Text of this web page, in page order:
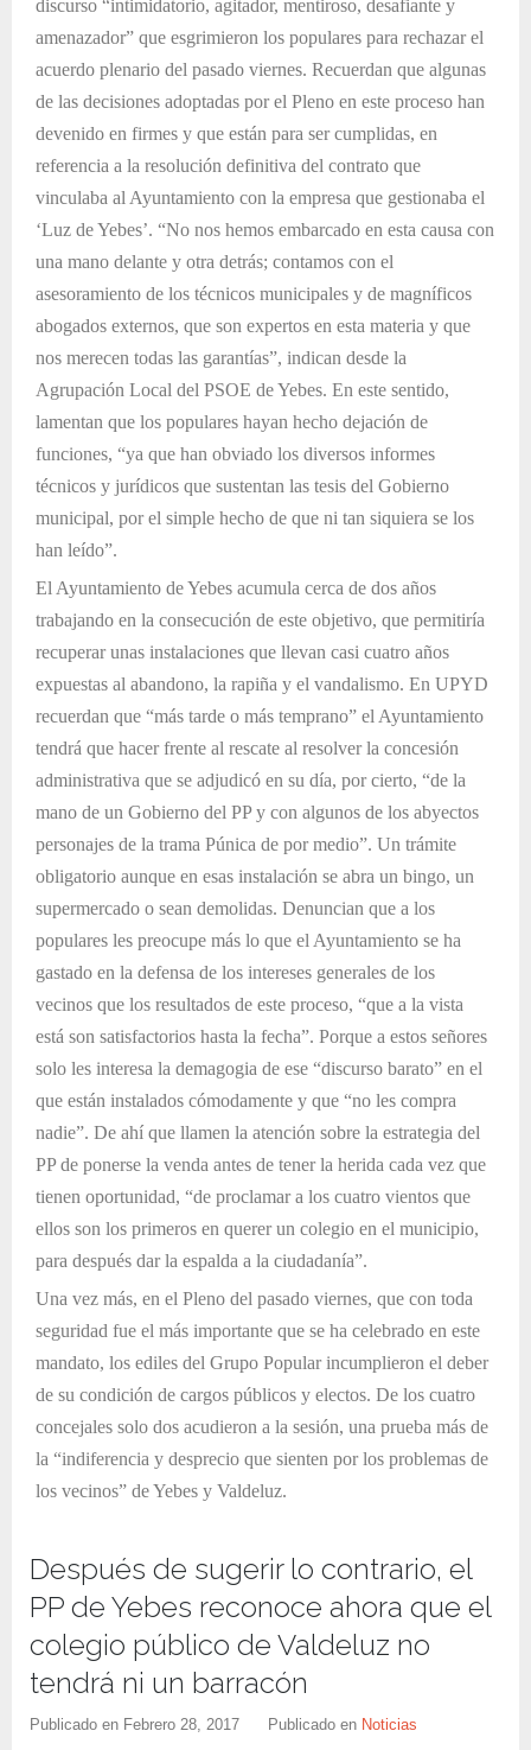
discurso “intimidatorio, agitador, mentiroso, desafiante y
amenazador” que esgrimieron los populares para rechazar el
acuerdo plenario del pasado viernes. Recuerdan que algunas
de las decisiones adoptadas por el Pleno en este proceso han
devenido en firmes y que están para ser cumplidas, en
referencia a la resolución definitiva del contrato que
vinculaba al Ayuntamiento con la empresa que gestionaba el
‘Luz de Yebes’. “No nos hemos embarcado en esta causa con
una mano delante y otra detrás; contamos con el
asesoramiento de los técnicos municipales y de magníficos
abogados externos, que son expertos en esta materia y que
nos merecen todas las garantías”, indican desde la
Agrupación Local del PSOE de Yebes. En este sentido,
lamentan que los populares hayan hecho dejación de
funciones, “ya que han obviado los diversos informes
técnicos y jurídicos que sustentan las tesis del Gobierno
municipal, por el simple hecho de que ni tan siquiera se los
han leído”.
El Ayuntamiento de Yebes acumula cerca de dos años
trabajando en la consecución de este objetivo, que permitiría
recuperar unas instalaciones que llevan casi cuatro años
expuestas al abandono, la rapiña y el vandalismo. En UPYD
recuerdan que “más tarde o más temprano” el Ayuntamiento
tendrá que hacer frente al rescate al resolver la concesión
administrativa que se adjudicó en su día, por cierto, “de la
mano de un Gobierno del PP y con algunos de los abyectos
personajes de la trama Púnica de por medio”. Un trámite
obligatorio aunque en esas instalación se abra un bingo, un
supermercado o sean demolidas. Denuncian que a los
populares les preocupe más lo que el Ayuntamiento se ha
gastado en la defensa de los intereses generales de los
vecinos que los resultados de este proceso, “que a la vista
está son satisfactorios hasta la fecha”. Porque a estos señores
solo les interesa la demagogia de ese “discurso barato” en el
que están instalados cómodamente y que “no les compra
nadie”. De ahí que llamen la atención sobre la estrategia del
PP de ponerse la venda antes de tener la herida cada vez que
tienen oportunidad, “de proclamar a los cuatro vientos que
ellos son los primeros en querer un colegio en el municipio,
para después dar la espalda a la ciudadanía”.
Una vez más, en el Pleno del pasado viernes, que con toda
seguridad fue el más importante que se ha celebrado en este
mandato, los ediles del Grupo Popular incumplieron el deber
de su condición de cargos públicos y electos. De los cuatro
concejales solo dos acudieron a la sesión, una prueba más de
la “indiferencia y desprecio que sienten por los problemas de
los vecinos” de Yebes y Valdeluz.
Después de sugerir lo contrario, el
PP de Yebes reconoce ahora que el
colegio público de Valdeluz no
tendrá ni un barracón
Publicado en Febrero 28, 2017 Publicado en Noticias